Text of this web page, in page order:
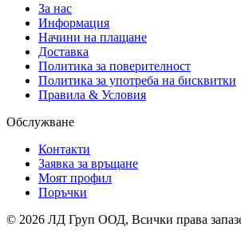
За нас
Информация
Начини на плащане
Доставка
Политика за поверителност
Политика за употреба на бисквитки
Правила & Условия
Обслужване
Контакти
Заявка за връщане
Моят профил
Поръчки
© 2026 ЛД Груп ООД, Всички права